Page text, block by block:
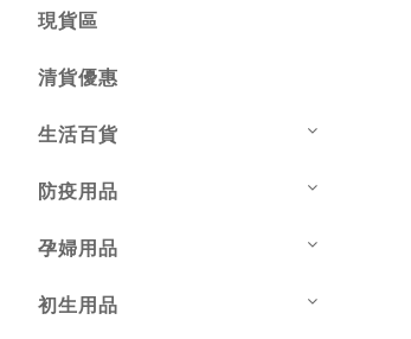
現貨區
清貨優惠
生活百貨
防疫用品
孕婦用品
初生用品